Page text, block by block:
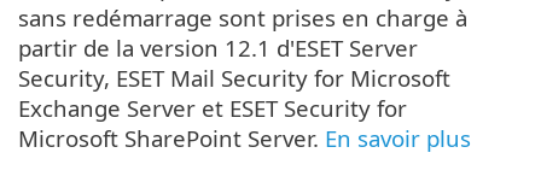
sans redémarrage sont prises en charge à
partir de la version 12.1 d'ESET Server
Security, ESET Mail Security for Microsoft
Exchange Server et ESET Security for
Microsoft SharePoint Server. En savoir plus